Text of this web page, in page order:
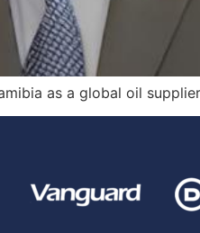
as a global oil